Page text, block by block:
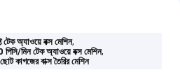
টেক অ্যাওয়ে বক্স মেশিন,
মিন টেক অ্যাওয়ে বক্স মেশিন,
কাগজের বাক্স তৈরির মেশিন